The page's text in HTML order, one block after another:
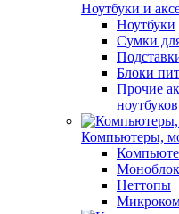
Ноутбуки и
Ноутбуки
Сумки
Блоки
Прочие
ноутбуков
Компьютеры,
Неттопы